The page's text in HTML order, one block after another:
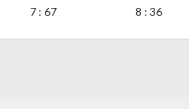
7 : 67 8 : 36